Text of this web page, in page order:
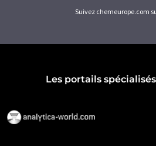
Suivez chemeurope.com
Les portails